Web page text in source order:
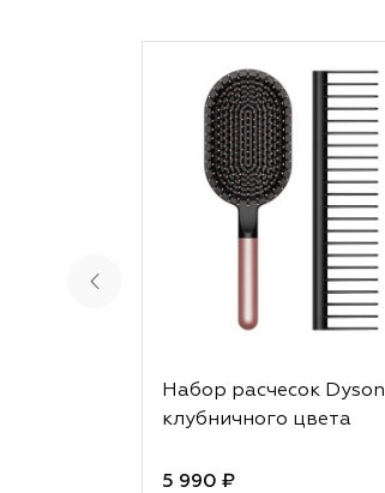
Набор расчесок Dyson
клубничного цвета
5 990 ₽